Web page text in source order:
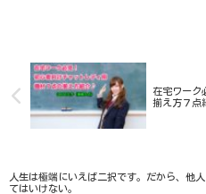
在宅ワーク
揃え方７点
人生は極端にいえば二択です。だから、他
てはいけない。